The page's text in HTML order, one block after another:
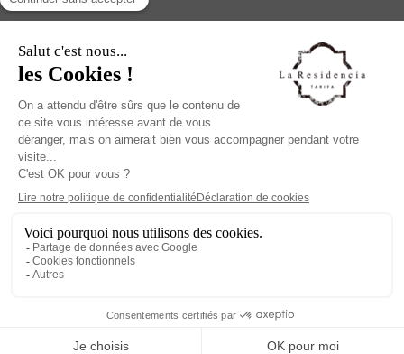
© Copyright 2022 – All Rights Reserved
H/CA/01440, Calle Alcalde Juan Núñez 8, 11380, Tarifa
confidentialité|Politique en matière de cookies
La Residencia Apartamentos, CIF B-92988526,
NºRTA:A/CA/00193, Appartements touristiques,
matière de cookies|Avis légal